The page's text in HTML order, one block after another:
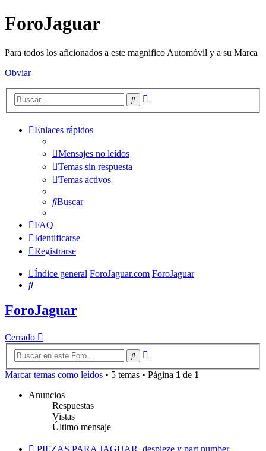
ForoJaguar
Para todos los aficionados a este magnifico Automóvil y a su Marca
Obviar
Buscar
Enlaces rápidos
Mensajes no leídos
Temas sin respuesta
Temas activos
Buscar
FAQ
Identificarse
Registrarse
Índice general ForoJaguar.com ForoJaguar
Buscar
ForoJaguar
Cerrado
Buscar
Marcar temas como leídos • 5 temas • Página 1 de 1
Anuncios
Respuestas
Vistas
Último mensaje
PIEZAS PARA JAGUAR, despieze y part number